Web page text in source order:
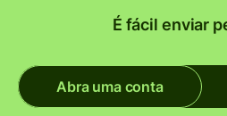
É fácil enviar
Abra uma conta